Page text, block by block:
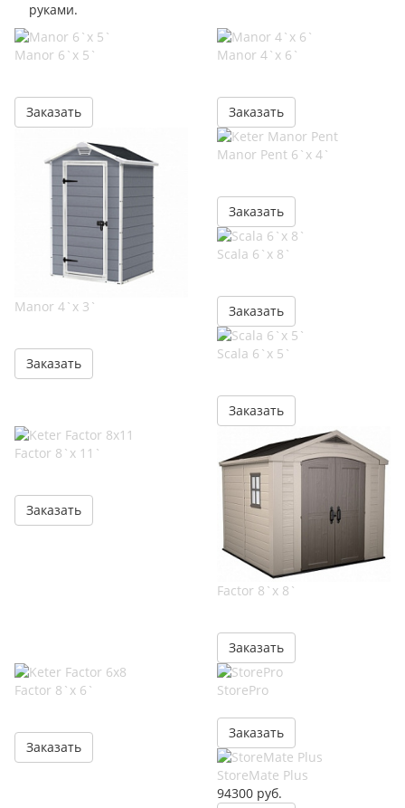
руками.
Manor 6`x 5`
Заказать
Manor 4`x 6`
Заказать
Manor 4`x 3`
Заказать
Manor Pent 6`x 4`
Заказать
Scala 6`x 8`
Заказать
Scala 6`x 5`
Заказать
Factor 8`x 11`
Заказать
Factor 8`x 8`
Заказать
Factor 8`x 6`
Заказать
StorePro
Заказать
StoreMate Plus
94300 руб.